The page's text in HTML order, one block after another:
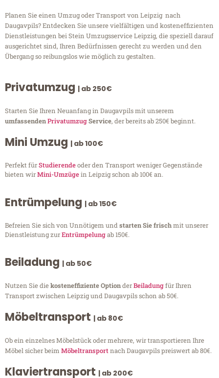
Planen Sie einen Umzug oder Transport von Leipzig nach
Daugavpils? Entdecken Sie unsere vielfältigen und kosteneffizienten
Dienstleistungen bei Stein Umzugsservice Leipzig, die speziell darauf
ausgerichtet sind, Ihren Bedürfnissen gerecht zu werden und den
Übergang so reibungslos wie möglich zu gestalten.
Privatumzug | ab 250€
Starten Sie Ihren Neuanfang in Daugavpils mit unserem
umfassendenPrivatumzugService, der bereits ab 250€ beginnt.
Mini Umzug | ab 100€
Perfekt fürStudierendeoder den Transport weniger Gegenstände
bieten wirMini-Umzügein Leipzig schon ab 100€ an.
Entrümpelung | ab 150€
Befreien Sie sich von Unnötigem undstarten Sie frischmit unserer
Dienstleistung zurEntrümpelungab 150€.
Beiladung | ab 50€
Nutzen Sie diekosteneffiziente OptionderBeiladungfür Ihren
Transport zwischen Leipzig und Daugavpils schon ab 50€.
Möbeltransport | ab 80€
Ob ein einzelnes Möbelstück oder mehrere, wir transportieren Ihre
Möbel sicher beim Möbeltransportnach Daugavpils preiswert ab 80€.
Klaviertransport | ab 200€